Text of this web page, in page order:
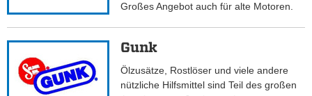
Großes Angebot auch für alte Motoren.
Gunk
Ölzusätze, Rostlöser und viele andere
nützliche Hilfsmittel sind Teil des großen